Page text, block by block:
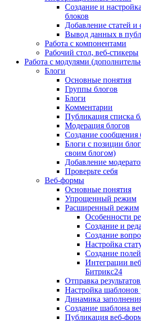
Создание и
блоков
Добавление статей
Вывод данных в
Работа с компонентами
Рабочий стол, веб-стикеры
Работа с модулями
Блоги
Основные понятия
Группы блогов
Блоги
Комментарии
Публикация списка
Модерация блогов
Создание сообщения
Блоги с позиции
своим блогом)
Добавление
Проверьте себя
Веб-формы
Основные понятия
Упрощенный режим
Расширенный режим
Особенности
Создание и
Создание
Настройка
Создание
Интеграции
Битрикс24
Отправка
Настройка шаблонов
Динамика
Создание шаблона
Публикация веб-